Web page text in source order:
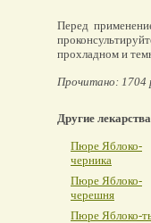
Перед
прохладном и
Прочитано: 1704
Другие
Пюре Яблоко-
черника
Пюре Яблоко-
черешня
Пюре Яблоко-